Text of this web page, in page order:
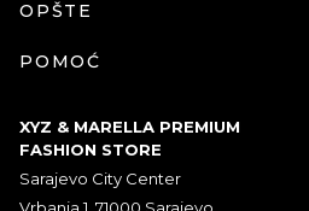
OPŠTE
POMOĆ
XYZ & MARELLA PREMIUM
FASHION STORE
Sarajevo City Center
Vrbanja 1, 71000 Sarajevo